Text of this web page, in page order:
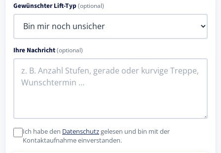
Gewünschter Lift-Typ(optional)
Ihre Nachricht(optional)
Ich habe den Datenschutzgelesen und bin mit der
Kontaktaufnahme einverstanden.